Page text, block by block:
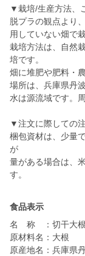
▼栽培/生産方法、
脱プラの観点より
用していない畑で
栽培方法は、自然
培です。
畑に堆肥や肥料・
場所は、兵庫県丹
水は源流域です。
▼注文に際しての
梱包資材は、少量
が
量がある場合は、
す。
食品表示
名 称 ：切干大根
原材料名：大根
原産地名：兵庫県